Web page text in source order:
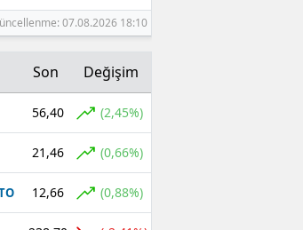
07.08.2026 18:10
Son Değişim
56,40 (2,45%)
21,46 (0,66%)
12,66 (0,88%)